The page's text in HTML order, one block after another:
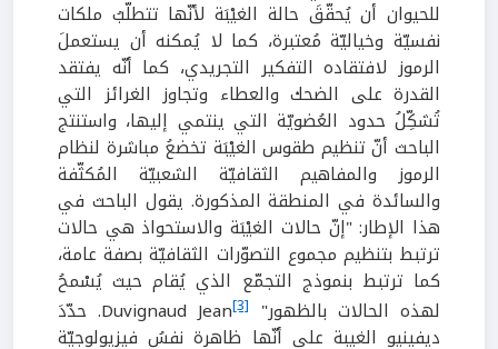
للحيوان أن يُحقّقَ حالة الغيْبَة لأنّها تتطلّبُ ملكات
نفسيّة وخياليّة مُعتبرة، كما لا يُمكنه أن يستعملَ
الرموز لافتقاده التفكير التجريدي، كما أنّه يفتقد
القدرة على الضحك والعطاء وتجاوز الغرائز التي
تُشكِّلُ حدود العُضويّة التي ينتمي إليها، واستنتج
الباحث أنّ تنظيم طقوس الغيْبَة تخضعُ مباشرة لنظام
الرموز والمفاهيم الثقافيّة الشعبيّة المُكثّفة
والسائدة في المنطقة المذكورة. يقول الباحث في
هذا الإطار: "إنّ حالات الغيْبَة والاستحواذ هي حالات
ترتبط بتنظيم مجموع التصوّرات الثقافيّة بصفة عامة،
كما ترتبط بنموذج التجمّع الذي يُقام حيث يُسْمحُ
لهذه الحالات بالظهور" Duvignaud Jean [3]
. حدّدَ
ديفينيو الغيبة على أنّها ظاهرة نفسُ فيزيولوجيّة